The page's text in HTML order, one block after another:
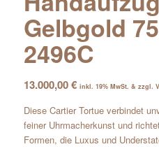
Gelbgold
2496C
13.000,00€ inkl. 19% MwSt. & zzgl.
Diese Cartier Tortue verbindet
feiner Uhrmacherkunst und
Formen, die Luxus und